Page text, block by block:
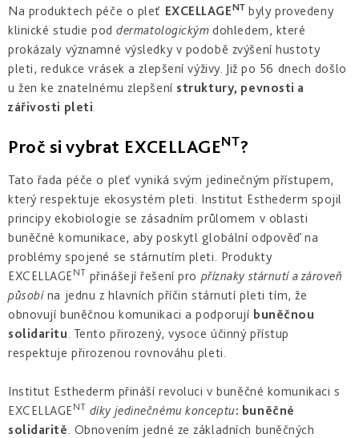
Na produktech péče o pleť EXCELLAGENT byly provedeny
klinické studie poddermatologickýmdohledem, které
prokázaly významné výsledky v podobě zvýšení hustoty
pleti, redukce vrásek a zlepšení výživy. Již po 56 dnech došlo
u žen ke znatelnému zlepšenístruktury, pevnosti a
zářivosti pleti.
Proč si vybrat EXCELLAGENT?
Tato řada péče o pleť vyniká svým jedinečným přístupem,
který respektuje ekosystém pleti. Institut Esthederm spojil
principy ekobiologie se zásadním průlomem v oblasti
buněčné komunikace, aby poskytl globální odpověď na
problémy spojené se stárnutím pleti. Produkty
EXCELLAGE NT přinášejí řešení pro příznaky stárnutí a zároveň
působína jednu z hlavních příčin stárnutí pleti tím, že
obnovují buněčnou komunikaci a podporují buněčnou
solidaritu. Tento přirozený, vysoce účinný přístup
respektuje přirozenou rovnováhu pleti.
Institut Esthederm přináší revoluci v buněčné komunikaci s
EXCELLAGE NT díky jedinečnému konceptu: buněčné
solidaritě. Obnovením jedné ze základních buněčných